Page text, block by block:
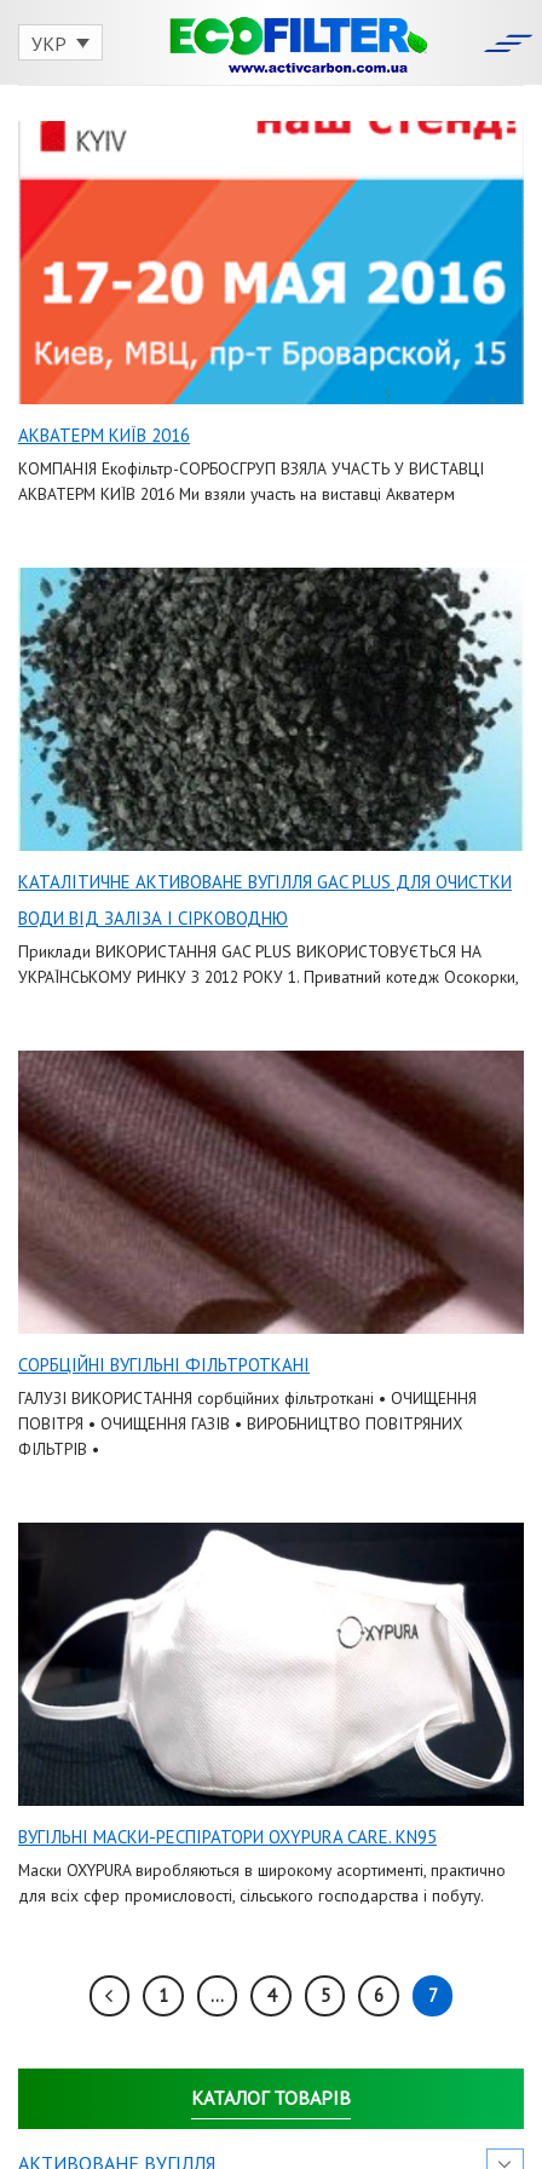
УКР
КАТАЛОГ ТОВАРІВ
АКТИВОВАНЕ ВУГІЛЛЯ
АКВАТЕРМ КИЇВ 2016
КОМПАНІЯ Екофільтр-СОРБОСГРУП ВЗЯЛА УЧАСТЬ У ВИСТАВЦІ
АКВАТЕРМ КИЇВ 2016 Ми взяли участь на виставці Акватерм
КАТАЛІТИЧНЕ АКТИВОВАНЕ ВУГІЛЛЯ GAC PLUS ДЛЯ ОЧИСТКИ
ВОДИ ВІД ЗАЛІЗА І СІРКОВОДНЮ
Приклади ВИКОРИСТАННЯ GAC PLUS ВИКОРИСТОВУЄТЬСЯ НА
УКРАЇНСЬКОМУ РИНКУ З 2012 РОКУ 1. Приватний котедж Осокорки,
СОРБЦІЙНІ ВУГІЛЬНІ ФІЛЬТРОТКАНІ
ГАЛУЗІ ВИКОРИСТАННЯ сорбційних фільтроткані • ОЧИЩЕННЯ
ПОВІТРЯ • ОЧИЩЕННЯ ГАЗІВ • ВИРОБНИЦТВО ПОВІТРЯНИХ
ФІЛЬТРІВ •
ВУГІЛЬНІ МАСКИ-РЕСПІРАТОРИ OXYPURA CARE. KN95
Маски OXYPURA виробляються в широкому асортименті, практично
для всіх сфер промисловості, сільського господарства і побуту.
1 … 4 5 6 7